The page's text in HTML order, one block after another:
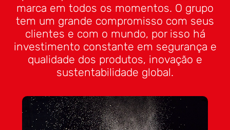
marca em todos os momentos. O grupo
tem um grande compromisso com seus
clientes e com o mundo, por isso há
investimento constante em segurança e
qualidade dos produtos, inovação e
sustentabilidade global.